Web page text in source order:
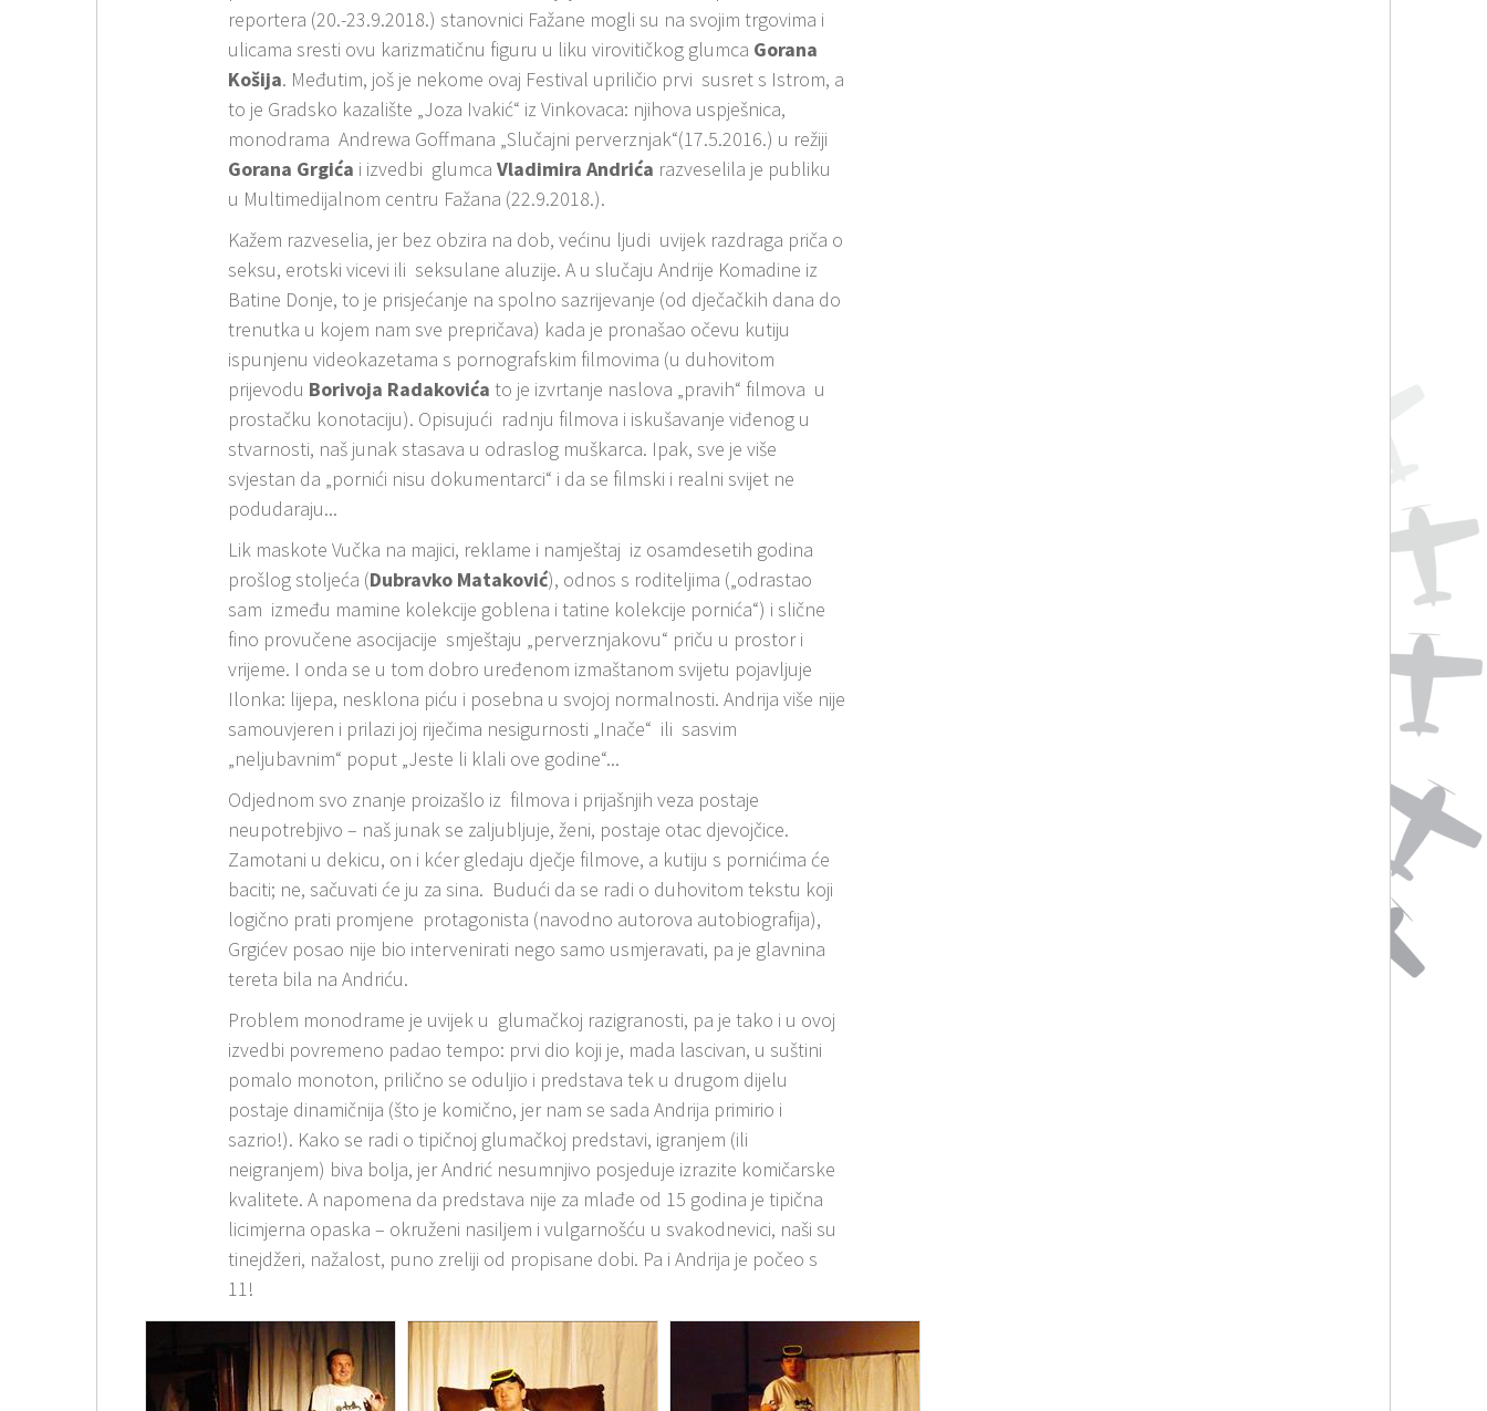
reportera (20.-23.9.2018.) stanovnici Fažane mogli su na svojim trgovima i
ulicama sresti ovu karizmatičnu figuru u liku virovitičkog glumca Gorana
Košija. Međutim, još je nekome ovaj Festival upriličio prvi susret s Istrom, a
to je Gradsko kazalište „Joza Ivakić“ iz Vinkovaca: njihova uspješnica,
monodrama Andrewa Goffmana „Slučajni perverznjak“(17.5.2016.) u režiji
Gorana Grgića i izvedbi glumca Vladimira Andrića razveselila je publiku
u Multimedijalnom centru Fažana (22.9.2018.).
Kažem razveselia, jer bez obzira na dob, većinu ljudi uvijek razdraga priča o
seksu, erotski vicevi ili seksulane aluzije. A u slučaju Andrije Komadine iz
Batine Donje, to je prisjećanje na spolno sazrijevanje (od dječačkih dana do
trenutka u kojem nam sve prepričava) kada je pronašao očevu kutiju
ispunjenu videokazetama s pornografskim filmovima (u duhovitom
prijevodu Borivoja Radakovića to je izvrtanje naslova „pravih“ filmova u
prostačku konotaciju). Opisujući radnju filmova i iskušavanje viđenog u
stvarnosti, naš junak stasava u odraslog muškarca. Ipak, sve je više
svjestan da „pornići nisu dokumentarci“ i da se filmski i realni svijet ne
podudaraju...
Lik maskote Vučka na majici, reklame i namještaj iz osamdesetih godina
prošlog stoljeća (Dubravko Mataković), odnos s roditeljima („odrastao
sam između mamine kolekcije goblena i tatine kolekcije pornića“) i slične
fino provučene asocijacije smještaju „perverznjakovu“ priču u prostor i
vrijeme. I onda se u tom dobro uređenom izmaštanom svijetu pojavljuje
Ilonka: lijepa, nesklona piću i posebna u svojoj normalnosti. Andrija više nije
samouvjeren i prilazi joj riječima nesigurnosti „Inače“ ili sasvim
„neljubavnim“ poput „Jeste li klali ove godine“...
Odjednom svo znanje proizašlo iz filmova i prijašnjih veza postaje
neupotrebjivo – naš junak se zaljubljuje, ženi, postaje otac djevojčice.
Zamotani u dekicu, on i kćer gledaju dječje filmove, a kutiju s pornićima će
baciti; ne, sačuvati će ju za sina. Budući da se radi o duhovitom tekstu koji
logično prati promjene protagonista (navodno autorova autobiografija),
Grgićev posao nije bio intervenirati nego samo usmjeravati, pa je glavnina
tereta bila na Andriću.
Problem monodrame je uvijek u glumačkoj razigranosti, pa je tako i u ovoj
izvedbi povremeno padao tempo: prvi dio koji je, mada lascivan, u suštini
pomalo monoton, prilično se oduljio i predstava tek u drugom dijelu
postaje dinamičnija (što je komično, jer nam se sada Andrija primirio i
sazrio!). Kako se radi o tipičnoj glumačkoj predstavi, igranjem (ili
neigranjem) biva bolja, jer Andrić nesumnjivo posjeduje izrazite komičarske
kvalitete. A napomena da predstava nije za mlađe od 15 godina je tipična
licimjerna opaska – okruženi nasiljem i vulgarnošću u svakodnevici, naši su
tinejdžeri, nažalost, puno zreliji od propisane dobi. Pa i Andrija je počeo s
11!